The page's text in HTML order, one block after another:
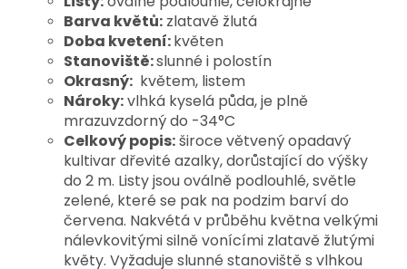
Barva květů: zlatavě žlutá
Doba kvetení:květen
Stanoviště:slunné i polostín
Okrasný: květem, listem
Nároky:vlhká kyselá půda, je plně
mrazuvzdorný do -34°C
Celkový popis:široce větvený opadavý
kultivar dřevité azalky, dorůstající do výšky
do 2 m. Listy jsou oválně podlouhlé, světle
zelené, které se pak na podzim barví do
červena. Nakvétá v průběhu května velkými
nálevkovitými silně vonícími zlatavě žlutými
květy. Vyžaduje slunné stanoviště s vlhkou